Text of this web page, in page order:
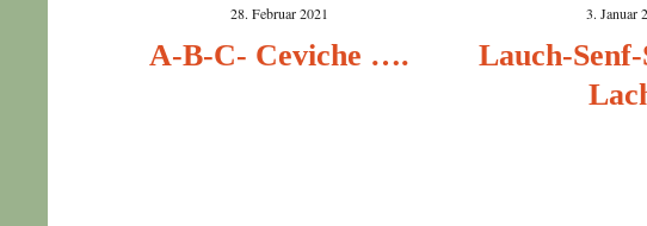
28. Februar 2021
A-B-C- Ceviche ….
3. Januar
Lauch-